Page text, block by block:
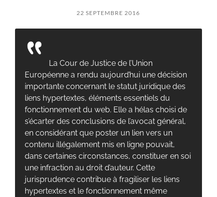
22 SEPTEMBRE 2016
La Cour de Justice de l’Union
Européenne a rendu aujourd’hui une décision
importante concernant le statut juridique des
liens hypertextes, éléments essentiels du
fonctionnement du web. Elle a hélas choisi de
s’écarter des conclusions de l’avocat général,
en considérant que poster un lien vers un
contenu illégalement mis en ligne pouvait,
dans certaines circonstances, constituer en soi
une infraction au droit d’auteur. Cette
jurisprudence contribue à fragiliser les liens
hypertextes et le fonctionnement même